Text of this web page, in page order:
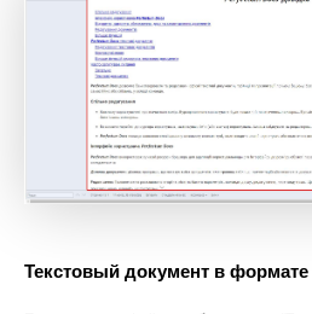
Текстовый документ в формате